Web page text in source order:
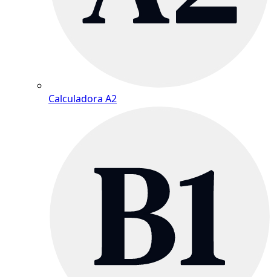
Calculadora A2